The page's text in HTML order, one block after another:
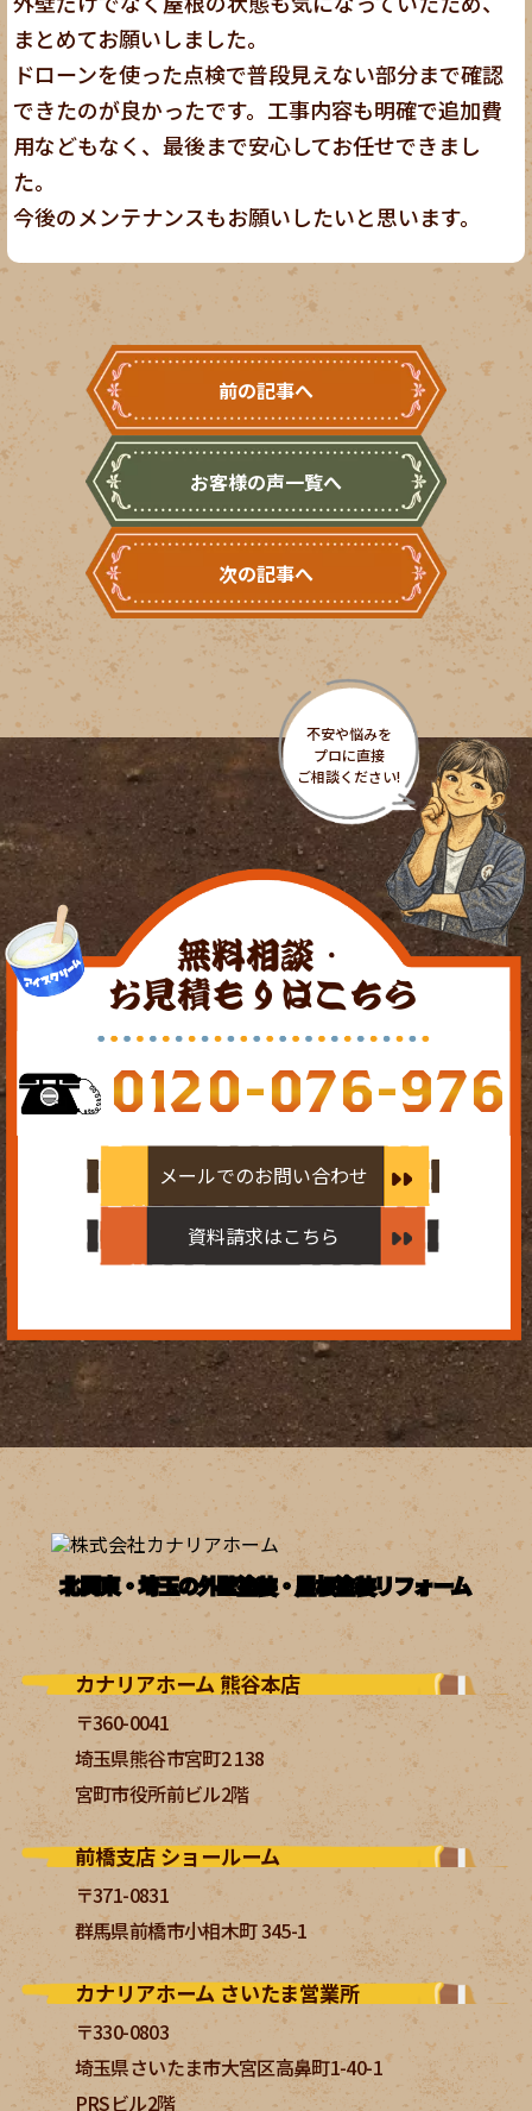
まとめてお願いしました。
ドローンを使った点検で普段見えない部分まで確認
できたのが良かったです。工事内容も明確で追加費
用などもなく、最後まで安心してお任せできまし
た。
今後のメンテナンスもお願いしたいと思います。
前の記事へ
お客様の声一覧へ
次の記事へ
無料相談・
お見積もりはこちら
0120-076-976
メールでのお問い合わせ
資料請求はこちら
北関東・埼玉の外壁塗装・屋根塗装リフォーム
カナリアホーム 熊谷本店
〒360-0041
埼玉県熊谷市宮町2 138
宮町市役所前ビル2階
前橋支店 ショールーム
〒371-0831
群馬県前橋市小相木町 345-1
カナリアホーム さいたま営業所
〒330-0803
埼玉県さいたま市大宮区高鼻町1-40-1
PRSビル2階